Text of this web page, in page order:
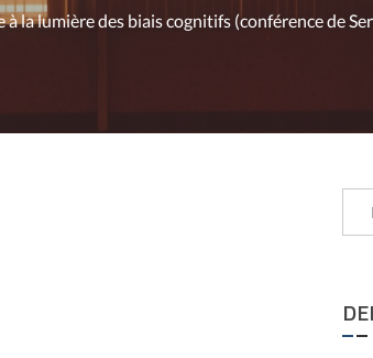
à la lumière des biais cognitifs (conférence de